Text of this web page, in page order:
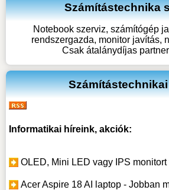
Számítástechnika
Notebook szerviz, számítógép
rendszergazda, monitor javítás,
Csak átalánydíjas
Informatikai híreink, akciók:
OLED, Mini LED vagy IPS
Acer Aspire 18 AI laptop - Jobban